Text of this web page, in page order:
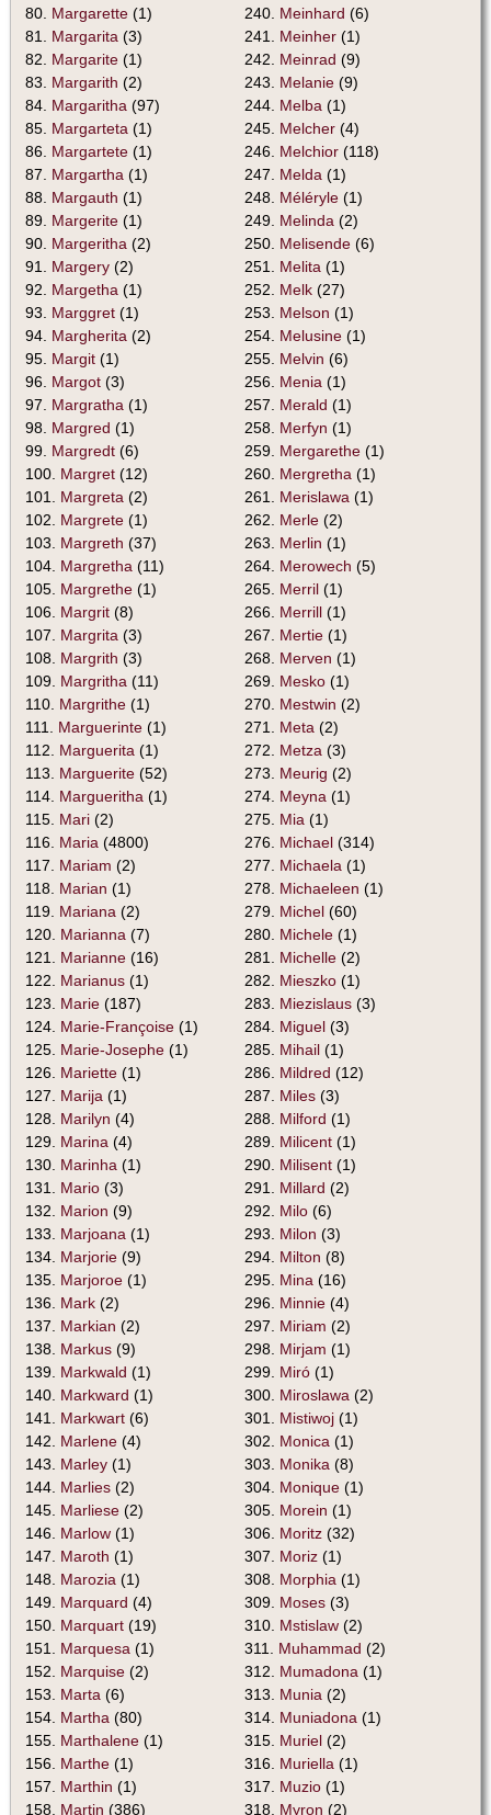
80. Margarette (1)
81. Margarita (3)
82. Margarite (1)
83. Margarith (2)
84. Margaritha (97)
85. Margarteta (1)
86. Margartete (1)
87. Margartha (1)
88. Margauth (1)
89. Margerite (1)
90. Margeritha (2)
91. Margery (2)
92. Margetha (1)
93. Marggret (1)
94. Margherita (2)
95. Margit (1)
96. Margot (3)
97. Margratha (1)
98. Margred (1)
99. Margredt (6)
100. Margret (12)
101. Margreta (2)
102. Margrete (1)
103. Margreth (37)
104. Margretha (11)
105. Margrethe (1)
106. Margrit (8)
107. Margrita (3)
108. Margrith (3)
109. Margritha (11)
110. Margrithe (1)
111. Marguerinte (1)
112. Marguerita (1)
113. Marguerite (52)
114. Margueritha (1)
115. Mari (2)
116. Maria (4800)
117. Mariam (2)
118. Marian (1)
119. Mariana (2)
120. Marianna (7)
121. Marianne (16)
122. Marianus (1)
123. Marie (187)
124. Marie-Françoise (1)
125. Marie-Josephe (1)
126. Mariette (1)
127. Marija (1)
128. Marilyn (4)
129. Marina (4)
130. Marinha (1)
131. Mario (3)
132. Marion (9)
133. Marjoana (1)
134. Marjorie (9)
135. Marjoroe (1)
136. Mark (2)
137. Markian (2)
138. Markus (9)
139. Markwald (1)
140. Markward (1)
141. Markwart (6)
142. Marlene (4)
143. Marley (1)
144. Marlies (2)
145. Marliese (2)
146. Marlow (1)
147. Maroth (1)
148. Marozia (1)
149. Marquard (4)
150. Marquart (19)
151. Marquesa (1)
152. Marquise (2)
153. Marta (6)
154. Martha (80)
155. Marthalene (1)
156. Marthe (1)
157. Marthin (1)
158. Martin (386)
240. Meinhard (6)
241. Meinher (1)
242. Meinrad (9)
243. Melanie (9)
244. Melba (1)
245. Melcher (4)
246. Melchior (118)
247. Melda (1)
248. Méléryle (1)
249. Melinda (2)
250. Melisende (6)
251. Melita (1)
252. Melk (27)
253. Melson (1)
254. Melusine (1)
255. Melvin (6)
256. Menia (1)
257. Merald (1)
258. Merfyn (1)
259. Mergarethe (1)
260. Mergretha (1)
261. Merislawa (1)
262. Merle (2)
263. Merlin (1)
264. Merowech (5)
265. Merril (1)
266. Merrill (1)
267. Mertie (1)
268. Merven (1)
269. Mesko (1)
270. Mestwin (2)
271. Meta (2)
272. Metza (3)
273. Meurig (2)
274. Meyna (1)
275. Mia (1)
276. Michael (314)
277. Michaela (1)
278. Michaeleen (1)
279. Michel (60)
280. Michele (1)
281. Michelle (2)
282. Mieszko (1)
283. Miezislaus (3)
284. Miguel (3)
285. Mihail (1)
286. Mildred (12)
287. Miles (3)
288. Milford (1)
289. Milicent (1)
290. Milisent (1)
291. Millard (2)
292. Milo (6)
293. Milon (3)
294. Milton (8)
295. Mina (16)
296. Minnie (4)
297. Miriam (2)
298. Mirjam (1)
299. Miró (1)
300. Miroslawa (2)
301. Mistiwoj (1)
302. Monica (1)
303. Monika (8)
304. Monique (1)
305. Morein (1)
306. Moritz (32)
307. Moriz (1)
308. Morphia (1)
309. Moses (3)
310. Mstislaw (2)
311. Muhammad (2)
312. Mumadona (1)
313. Munia (2)
314. Muniadona (1)
315. Muriel (2)
316. Muriella (1)
317. Muzio (1)
318. Myron (2)